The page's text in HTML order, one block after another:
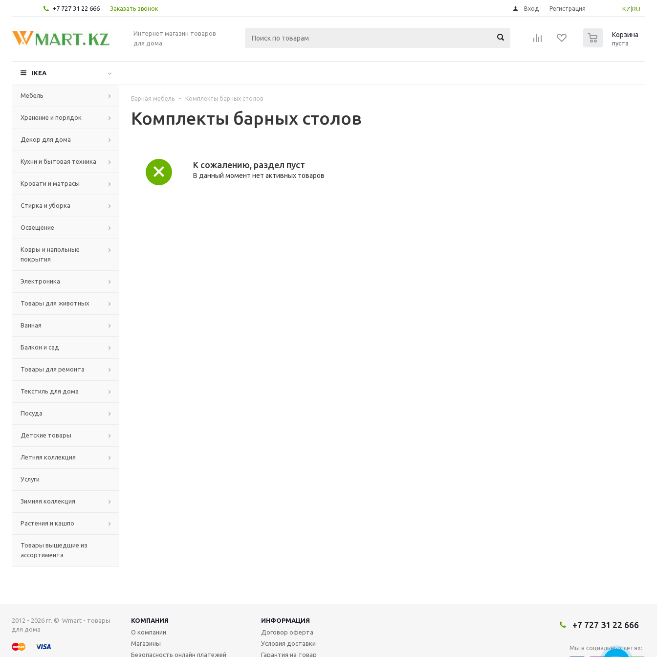
+7 727 31 22 666 Заказать звонок KZ RU
Вход Регистрация
Интернет магазин товаров
для дома
Корзина
пуста
IKEA
Мебель
Хранение и порядок
Декор для дома
Кухни и бытовая техника
Кровати и матрасы
Стирка и уборка
Освещение
Ковры и напольные
покрытия
Электроника
Товары для животных
Ванная
Балкон и сад
Товары для ремонта
Текстиль для дома
Посуда
Детские товары
Летняя коллекция
Услуги
Зимняя коллекция
Растения и кашпо
Товары вышедшие из
ассортимента
Барная мебель - Комплекты барных столов
Комплекты барных столов
К сожалению, раздел пуст
В данный момент нет активных товаров
2012 - 2026 гг. © Wmart - товары
для дома
КОМПАНИЯ
ИНФОРМАЦИЯ
О компании
Магазины
Безопасность онлайн платежей
Договор оферта
Условия доставки
Гарантия на товар
+7 727 31 22 666
Мы в социальных сетях: